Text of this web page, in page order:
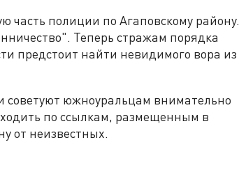
часть полиции по Агаповскому району.
Теперь стражам порядка
предстоит найти невидимого вора из
южноуральцам внимательно
по ссылкам, размещенным в
от неизвестных.